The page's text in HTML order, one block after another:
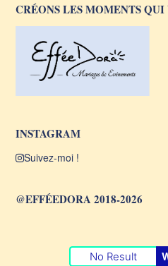
CRÉONS LES MOMENTS QUI
INSTAGRAM
Suivez-moi !
@EFFÉEDORA 2018-2026
No Result